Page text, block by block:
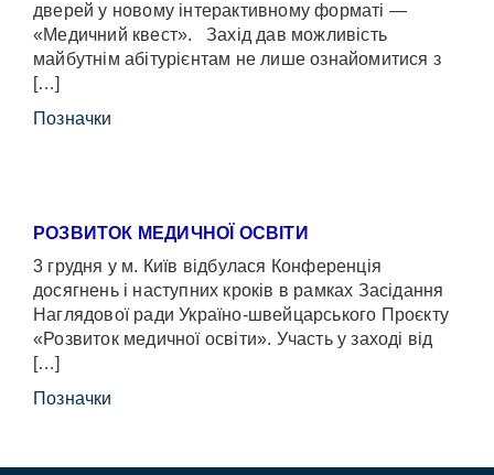
дверей у новому інтерактивному форматі —
«Медичний квест». Захід дав можливість
майбутнім абітурієнтам не лише ознайомитися з
[…]
Позначки
РОЗВИТОК МЕДИЧНОЇ ОСВІТИ
3 грудня у м. Київ відбулася Конференція
досягнень і наступних кроків в рамках Засідання
Наглядової ради Україно-швейцарського Проєкту
«Розвиток медичної освіти». Участь у заході від
[…]
Позначки